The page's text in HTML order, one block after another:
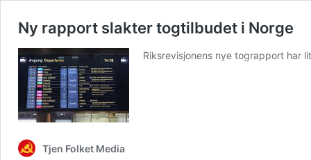
Ny rapport slakter togtilbudet i Norge
Riksrevisjonens nye tograpport har
Tjen Folket Media